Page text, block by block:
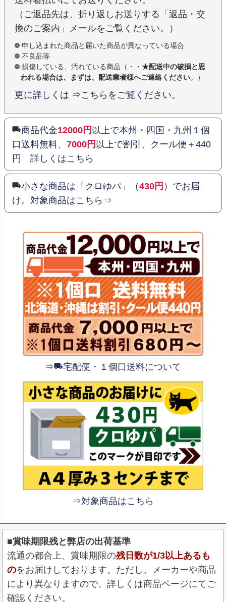
（ご返品先は、折り返しお送りする「返品・交
換のご案内」メールをご覧ください。）
申し込まれた商品と届いた商品が異なっている場合
不良品等
損傷している、汚れている商品（・・ ★配送中の破損と思
われる場合は、まずは、配送業者様へご連絡ください。）
更に詳しくは ⇒こちらをご覧ください。
商品代金12000円 以上で本州・四国・九州１個
口送料無料、 7000円 以上で割引、クール便＋440
円 詳しくはこちら
小さな商品は「クロゆパ」（430円 ）でお届
け。対象商品はこちら⇒
⇒ 宅配便・１個口送料について
⇒対象商品はこちら
■賞味期限残と弊店の出荷基準
流通の都合上、賞味期限の残日数が1/3以上あるも
のをお届けしております。ただし、メーカーや商品
により異なりますので、詳しくは商品ページにてご
確認ください。